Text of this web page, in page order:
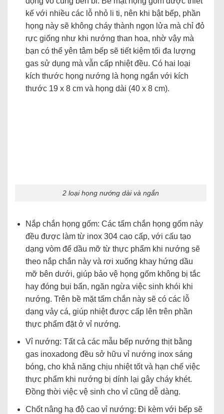
kế với nhiều các lỗ nhỏ li ti, nên khi bật bếp, phần
họng này sẽ không cháy thành ngọn lửa mà chỉ đỏ
rực giống như khi nướng than hoa, nhờ vậy mà
bạn có thể yên tâm bếp sẽ tiết kiệm tối đa lượng
gas sử dụng mà vẫn cấp nhiệt đều. Có hai loại
kích thước họng nướng là họng ngắn với kích
thước 19 x 8 cm và họng dài (40 x 8 cm).
2 loại họng nướng dài và ngắn
Nắp chắn họng gốm: Các tấm chắn họng gốm này
đều được làm từ inox 304 cao cấp, với cấu tạo
dạng vòm để dầu mỡ từ thực phẩm khi nướng sẽ
theo nắp chắn này và rơi xuống khay hứng dầu
mỡ bên dưới, giúp bảo vệ họng gốm không bị tắc
hay đóng bụi bẩn, ngăn ngừa việc sinh khói khi
nướng. Trên bề mặt tấm chắn này sẽ có các lỗ
dạng vảy cá, giúp nhiệt được cấp lên trên phần
thực phẩm đặt ở vỉ nướng.
Vỉ nướng: Tất cả các mẫu bếp nướng thịt bằng
gas inoxadong đều sở hữu vỉ nướng inox sáng
bóng, cho khả năng chịu nhiệt tốt và hạn chế việc
thực phẩm khi nướng bị dính lại gây cháy khét.
Đồng thời việc vệ sinh cho vỉ cũng dễ dàng.
Chốt nâng hạ độ cao vỉ nướng: Đi kèm với bếp sẽ